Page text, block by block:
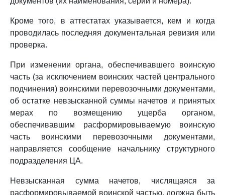
Кроме того, в аттестатах указывается, кем и когда
проводилась последняя документальная ревизия или
проверка.
При изменении органа, обеспечивавшего воинскую
часть (за исключением воинских частей центрального
подчинения) воинскими перевозочными документами,
об остатке невзысканной суммы начетов и принятых
мерах по возмещению ущерба органом,
обеспечивавшим расформировываемую воинскую
часть воинскими перевозочными документами,
направляется сообщение начальнику структурного
подразделения ЦА.
Невзысканная сумма начетов, числящаяся за
расформировываемой воинской частью, должна быть